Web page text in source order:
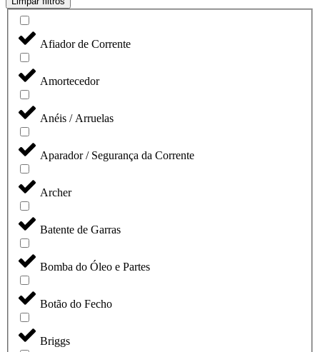
Afiador de Corrente
Amortecedor
Anéis / Arruelas
Aparador / Segurança da Corrente
Archer
Batente de Garras
Bomba do Óleo e Partes
Botão do Fecho
Briggs